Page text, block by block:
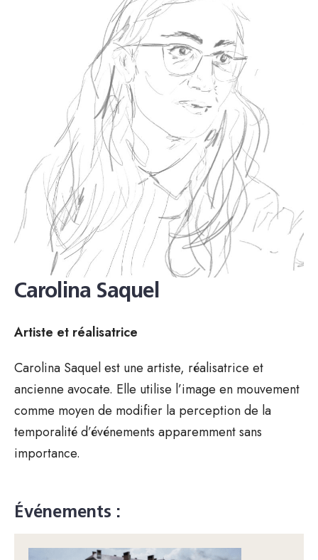
Carolina Saquel
Artiste et réalisatrice
Carolina Saquel est une artiste, réalisatrice et
ancienne avocate. Elle utilise l’image en mouvement
comme moyen de modifier la perception de la
temporalité d’événements apparemment sans
importance.
Événements :